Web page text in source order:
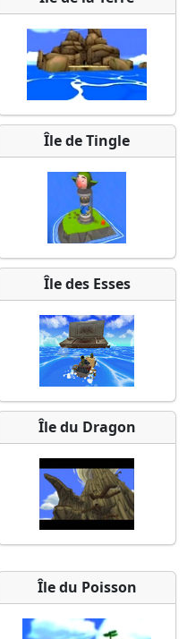
Île de Tingle
Île des Esses
Île du Dragon
Île du Poisson